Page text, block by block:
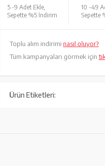
5 -9 Adet Ekle,
Sepette %5 İndirim
10 -49
Sepette
Toplu alım indirimi nasıl oluyor?
Tüm kampanyaları görmek için
Ürün Etiketleri: